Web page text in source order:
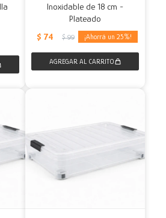
Inoxidable de 18 cm -
Plateado
$ 74 $ 99 25